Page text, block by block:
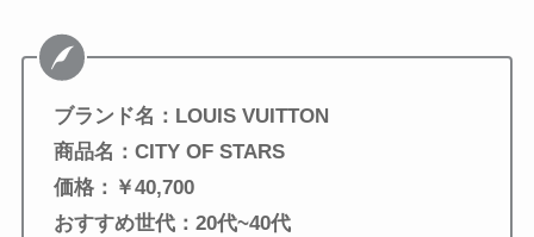
ブランド名：LOUIS VUITTON
商品名：CITY OF STARS
価格：￥40,700
おすすめ世代：20代~40代